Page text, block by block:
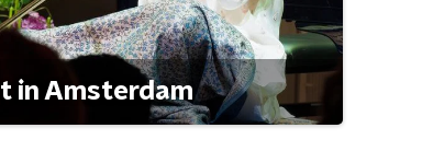
in Amsterdam